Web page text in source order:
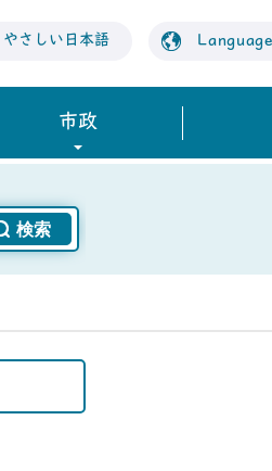
やさしい日本語 Language
市政